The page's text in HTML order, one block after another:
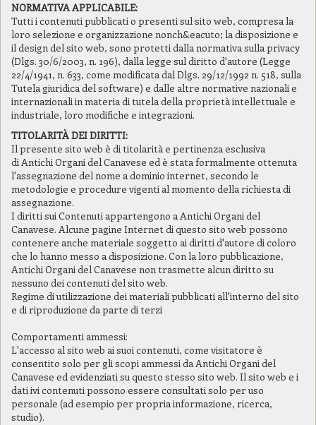
NORMATIVA APPLICABILE:
Tutti i contenuti pubblicati o presenti sul sito web, compresa la
loro selezione e organizzazione nonch&eacuto; la disposizione e
il design del sito web, sono protetti dalla normativa sulla privacy
(Dlgs. 30/6/2003, n. 196), dalla legge sul diritto d'autore (Legge
22/4/1941, n. 633, come modificata dal Dlgs. 29/12/1992 n. 518, sulla
Tutela giuridica del software) e dalle altre normative nazionali e
internazionali in materia di tutela della proprietà intellettuale e
industriale, loro modifiche e integrazioni.
TITOLARITÀ DEI DIRITTI:
Il presente sito web è di titolarità e pertinenza esclusiva
di Antichi Organi del Canavese ed è stata formalmente ottenuta
l'assegnazione del nome a dominio internet, secondo le
metodologie e procedure vigenti al momento della richiesta di
assegnazione.
I diritti sui Contenuti appartengono a Antichi Organi del
Canavese. Alcune pagine Internet di questo sito web possono
contenere anche materiale soggetto ai diritti d'autore di coloro
che lo hanno messo a disposizione. Con la loro pubblicazione,
Antichi Organi del Canavese non trasmette alcun diritto su
nessuno dei contenuti del sito web.
Regime di utilizzazione dei materiali pubblicati all'interno del sito
e di riproduzione da parte di terzi
Comportamenti ammessi:
L'accesso al sito web ai suoi contenuti, come visitatore è
consentito solo per gli scopi ammessi da Antichi Organi del
Canavese ed evidenziati su questo stesso sito web. Il sito web e i
dati ivi contenuti possono essere consultati solo per uso
personale (ad esempio per propria informazione, ricerca,
studio).